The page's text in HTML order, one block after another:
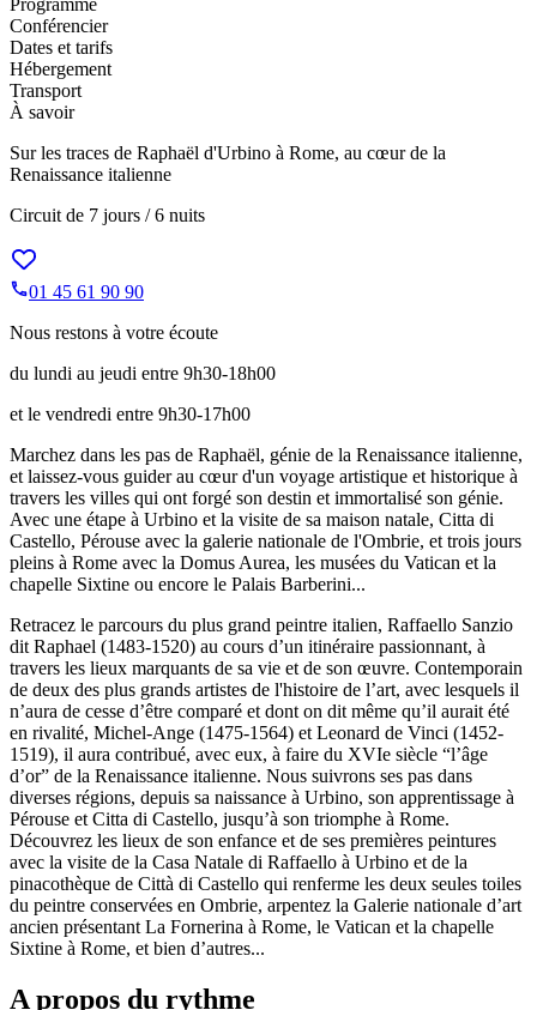
Conférencier
Dates et tarifs
Hébergement
Transport
À savoir
Sur les traces de Raphaël d'Urbino à Rome, au cœur de la
Renaissance italienne
Circuit de 7 jours / 6 nuits
01 45 61 90 90
Nous restons à votre écoute
du lundi au jeudi entre 9h30-18h00
et le vendredi entre 9h30-17h00
Marchez dans les pas de Raphaël, génie de la Renaissance italienne,
et laissez-vous guider au cœur d'un voyage artistique et historique à
travers les villes qui ont forgé son destin et immortalisé son génie.
Avec une étape à Urbino et la visite de sa maison natale, Citta di
Castello, Pérouse avec la galerie nationale de l'Ombrie, et trois jours
pleins à Rome avec la Domus Aurea, les musées du Vatican et la
chapelle Sixtine ou encore le Palais Barberini...
Retracez le parcours du plus grand peintre italien, Raffaello Sanzio
dit Raphael (1483-1520) au cours d’un itinéraire passionnant, à
travers les lieux marquants de sa vie et de son œuvre. Contemporain
de deux des plus grands artistes de l'histoire de l’art, avec lesquels il
n’aura de cesse d’être comparé et dont on dit même qu’il aurait été
en rivalité, Michel-Ange (1475-1564) et Leonard de Vinci (1452-
1519), il aura contribué, avec eux, à faire du XVIe siècle “l’âge
d’or” de la Renaissance italienne. Nous suivrons ses pas dans
diverses régions, depuis sa naissance à Urbino, son apprentissage à
Pérouse et Citta di Castello, jusqu’à son triomphe à Rome.
Découvrez les lieux de son enfance et de ses premières peintures
avec la visite de la Casa Natale di Raffaello à Urbino et de la
pinacothèque de Città di Castello qui renferme les deux seules toiles
du peintre conservées en Ombrie, arpentez la Galerie nationale d’art
ancien présentant La Fornerina à Rome, le Vatican et la chapelle
Sixtine à Rome, et bien d’autres...
A propos du rythme